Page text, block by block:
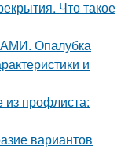
Что такое
Опалубка
и
из профлиста:
вариантов